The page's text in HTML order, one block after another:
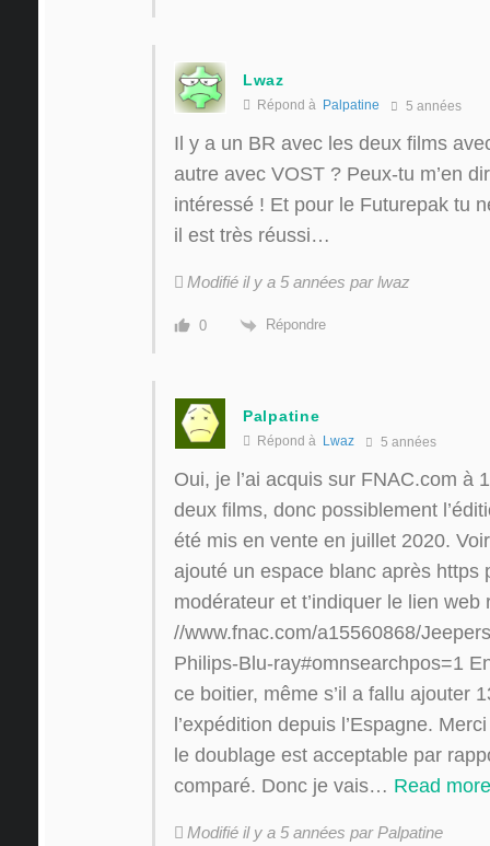
Lwaz
Répond à Palpatine 5 années
Il y a un BR avec les deux films
autre avec VOST ? Peux-tu m’en
intéressé ! Et pour le Futurepak tu
il est très réussi…
Modifié il y a 5 années par lwaz
0 Répondre
Palpatine
Répond à Lwaz 5 années
Oui, je l’ai acquis sur FNAC.com à
deux films, donc possiblement
été mis en vente en juillet 2020.
ajouté un espace blanc après https
modérateur et t’indiquer le lien
//www.fnac.com/a15560868/
Philips-Blu-ray#omnsearchpos=1
ce boitier, même s’il a fallu ajouter
l’expédition depuis l’Espagne.
le doublage est acceptable par
comparé. Donc je vais… Read
Modifié il y a 5 années par Palpatine